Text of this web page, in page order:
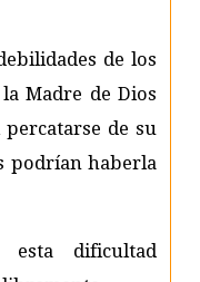
de los
Madre de Dios
de su
podrían haberla
esta dificultad